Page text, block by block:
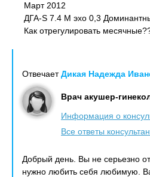
Март 2012
ДГА-S 7.4 М эхо 0,3
Как отрегулировать
ОтвечаетДикая Надежда
Врач акушер-
Информация о
Все ответы
Добрый день. Вы не серьезно
нужно любить себя любимую.